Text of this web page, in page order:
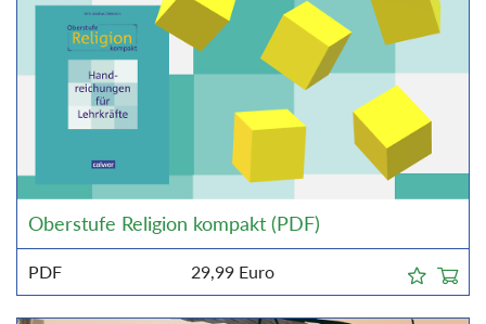
Oberstufe Religion kompakt (PDF)
PDF 29,99 Euro